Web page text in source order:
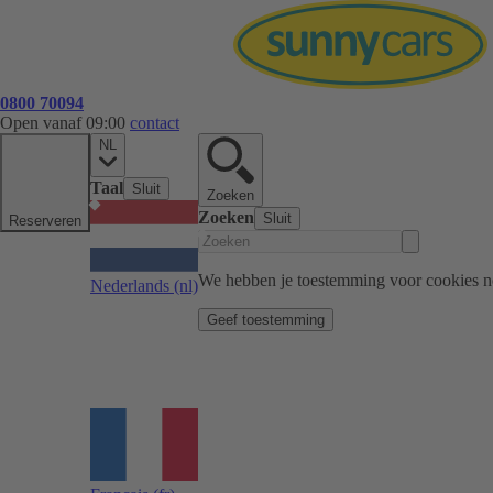
0800 70094
Open vanaf 09:00 contact
Reserveren
NL
Taal Sluit
Nederlands (nl)
Zoeken
Zoeken Sluit
We hebben je toestemming voor cookies
Geef toestemming